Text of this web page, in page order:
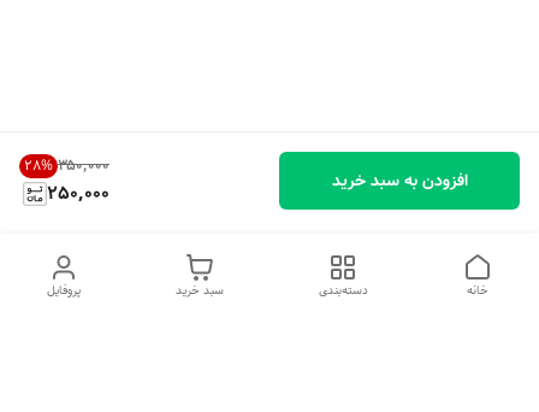
۳۵۰٬۰۰۰ 28%
250,000 افزودن به سبد خرید
پروفایل سبد خرید دسته‌بندی خانه